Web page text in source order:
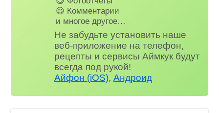
😃 Комментарии
и многое другое…
Не забудьте установить наше
веб-приложение на телефон,
рецепты и сервисы Аймкук будут
всегда под рукой!
Айфон (iOS),Андроид